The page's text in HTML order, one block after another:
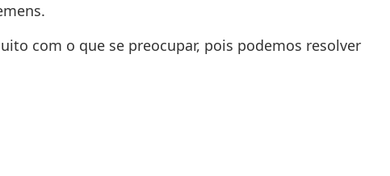
com o que se preocupar, pois podemos resolver